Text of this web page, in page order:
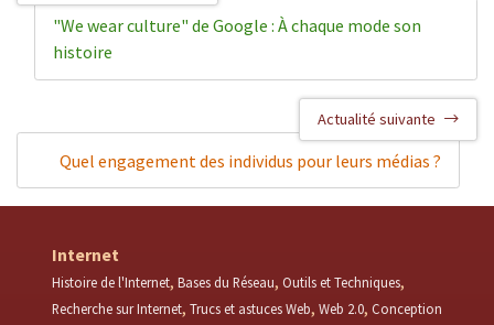
"We wear culture" de Google : À chaque mode son
histoire
Actualité suivante
Quel engagement des individus pour leurs médias ?
Internet
Histoire de l'Internet Bases du Réseau Outils et Techniques
Recherche sur Internet Trucs et astuces Web Web 2.0 Conception